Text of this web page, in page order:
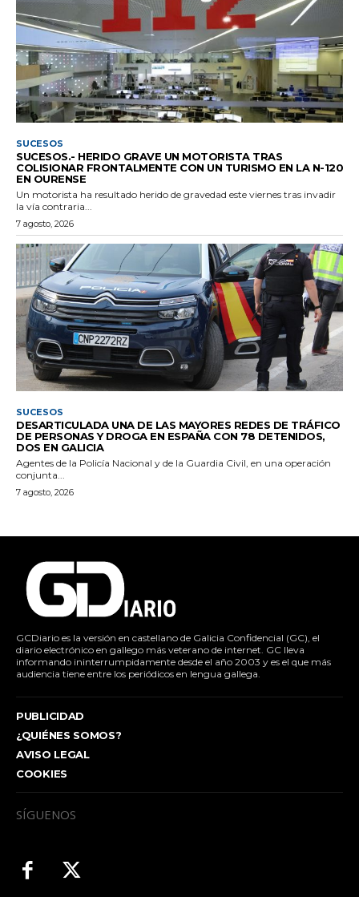
SUCESOS
SUCESOS.- HERIDO GRAVE UN MOTORISTA TRAS
COLISIONAR FRONTALMENTE CON UN TURISMO EN LA N-120
EN OURENSE
Un motorista ha resultado herido de gravedad este viernes tras invadir
la vía contraria...
7 agosto, 2026
SUCESOS
DESARTICULADA UNA DE LAS MAYORES REDES DE TRÁFICO
DE PERSONAS Y DROGA EN ESPAÑA CON 78 DETENIDOS,
DOS EN GALICIA
Agentes de la Policía Nacional y de la Guardia Civil, en una operación
conjunta...
7 agosto, 2026
GCDiario es la versión en castellano de Galicia Confidencial (GC), el
diario electrónico en gallego más veterano de internet. GC lleva
informando ininterrumpidamente desde el año 2003 y es el que más
audiencia tiene entre los periódicos en lengua gallega.
PUBLICIDAD
¿QUIÉNES SOMOS?
AVISO LEGAL
COOKIES
SÍGUENOS